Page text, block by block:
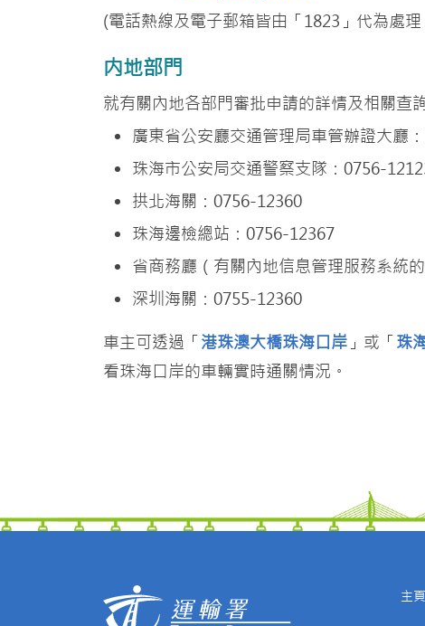
(電話熱線及電子郵箱皆由「1823」代為處理
内地部門
就有關內地各部門審批申請的詳情及相關查
廣東省公安廳交通管理局車管辦證大廳
珠海市公安局交通警察支隊：0756-
拱北海關：0756-12360
珠海邊檢總站：0756-12367
省商務廳（有關內地信息管理服務系統
深圳海關：0755-12360
車主可透過「港珠澳大橋珠海口岸 」或「珠
看珠海口岸的車輛實時通關情況。
主頁